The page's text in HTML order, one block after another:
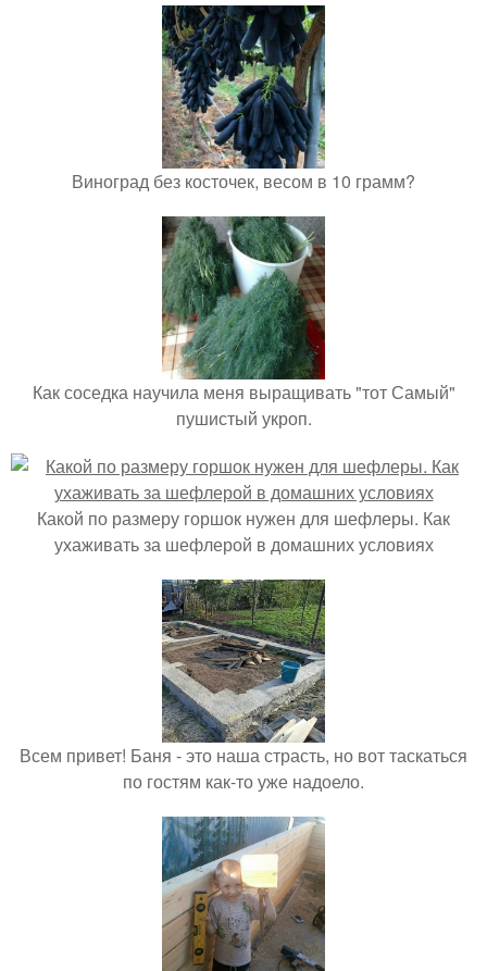
Виноград без косточек, весом в 10 грамм?
Как соседка научила меня выращивать "тот Самый"
пушистый укроп.
Какой по размеру горшок нужен для шефлеры. Как
ухаживать за шефлерой в домашних условиях
Всем привет! Баня - это наша страсть, но вот таскаться
по гостям как-то уже надоело.